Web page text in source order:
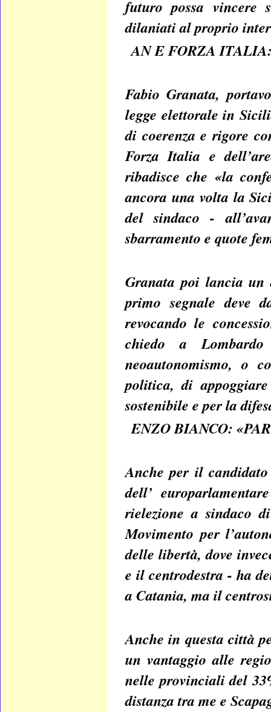
futuro possa vincere
dilaniati al proprio
AN E FORZA
Fabio Granata,
legge elettorale in
di coerenza e rigore
Forza Italia e
ribadisce che «la
ancora una volta la
del sindaco -
sbarramento e quote
Granata poi lancia un
primo segnale deve
revocando le
chiedo a
neoautonomismo, o
politica, di
sostenibile e per la
ENZO BIANCO:
Anche per il
dell’
rielezione a sindaco
Movimento per
delle libertà, dove
e il centrodestra - ha
a Catania, ma il
Anche in questa città
un vantaggio alle
nelle provinciali del
distanza tra me e